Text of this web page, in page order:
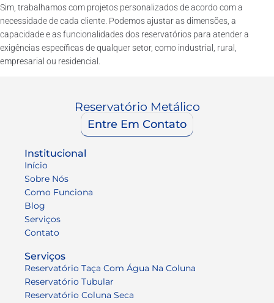
Sim, trabalhamos com projetos personalizados de acordo com a
necessidade de cada cliente. Podemos ajustar as dimensões, a
capacidade e as funcionalidades dos reservatórios para atender a
exigências específicas de qualquer setor, como industrial, rural,
empresarial ou residencial.
Reservatório Metálico
Entre Em Contato
Institucional
Início
Sobre Nós
Como Funciona
Blog
Serviços
Contato
Serviços
Reservatório Taça Com Água Na Coluna
Reservatório Tubular
Reservatório Coluna Seca